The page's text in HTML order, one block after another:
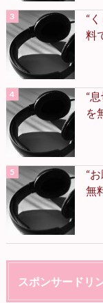
“
料
“
を
“
無
スポンサードリ